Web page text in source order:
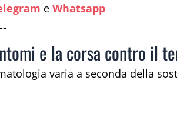
e Whatsapp
e la corsa contro il
varia a seconda della